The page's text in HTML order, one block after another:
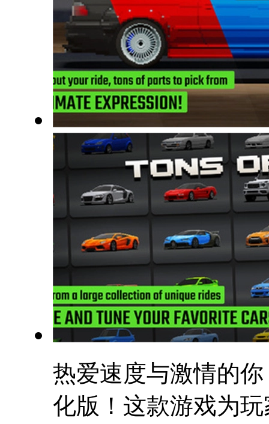
热爱速度与激情的
化版！这款游戏为